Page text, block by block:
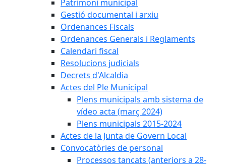
Patrimoni municipal
Gestió documental i arxiu
Ordenances Fiscals
Ordenances Generals i Reglaments
Calendari fiscal
Resolucions judicials
Decrets d'Alcaldia
Actes del Ple Municipal
Plens municipals amb sistema de
vídeo acta (març 2024)
Plens municipals 2015-2024
Actes de la Junta de Govern Local
Convocatòries de personal
Processos tancats (anteriors a 28-